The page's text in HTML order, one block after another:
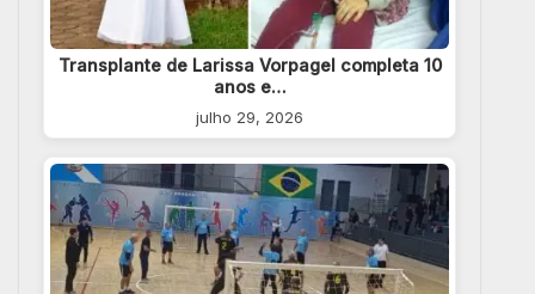
Transplante de Larissa Vorpagel completa 10
anos e…
julho 29, 2026